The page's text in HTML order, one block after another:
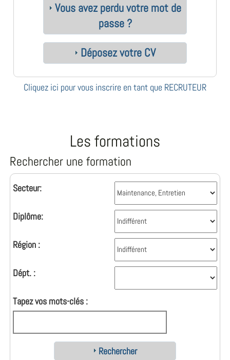
Vous avez perdu votre mot de
passe ?
Déposez votre CV
Cliquez ici pour vous inscrire en tant que RECRUTEUR
Les formations
Rechercher une formation
Secteur:
Diplôme:
Région :
Dépt. :
Tapez vos mots-clés :
Rechercher